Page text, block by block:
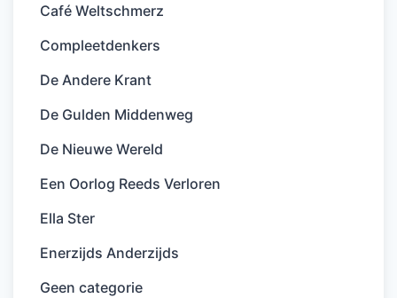
Café Weltschmerz
Compleetdenkers
De Andere Krant
De Gulden Middenweg
De Nieuwe Wereld
Een Oorlog Reeds Verloren
Ella Ster
Enerzijds Anderzijds
Geen categorie